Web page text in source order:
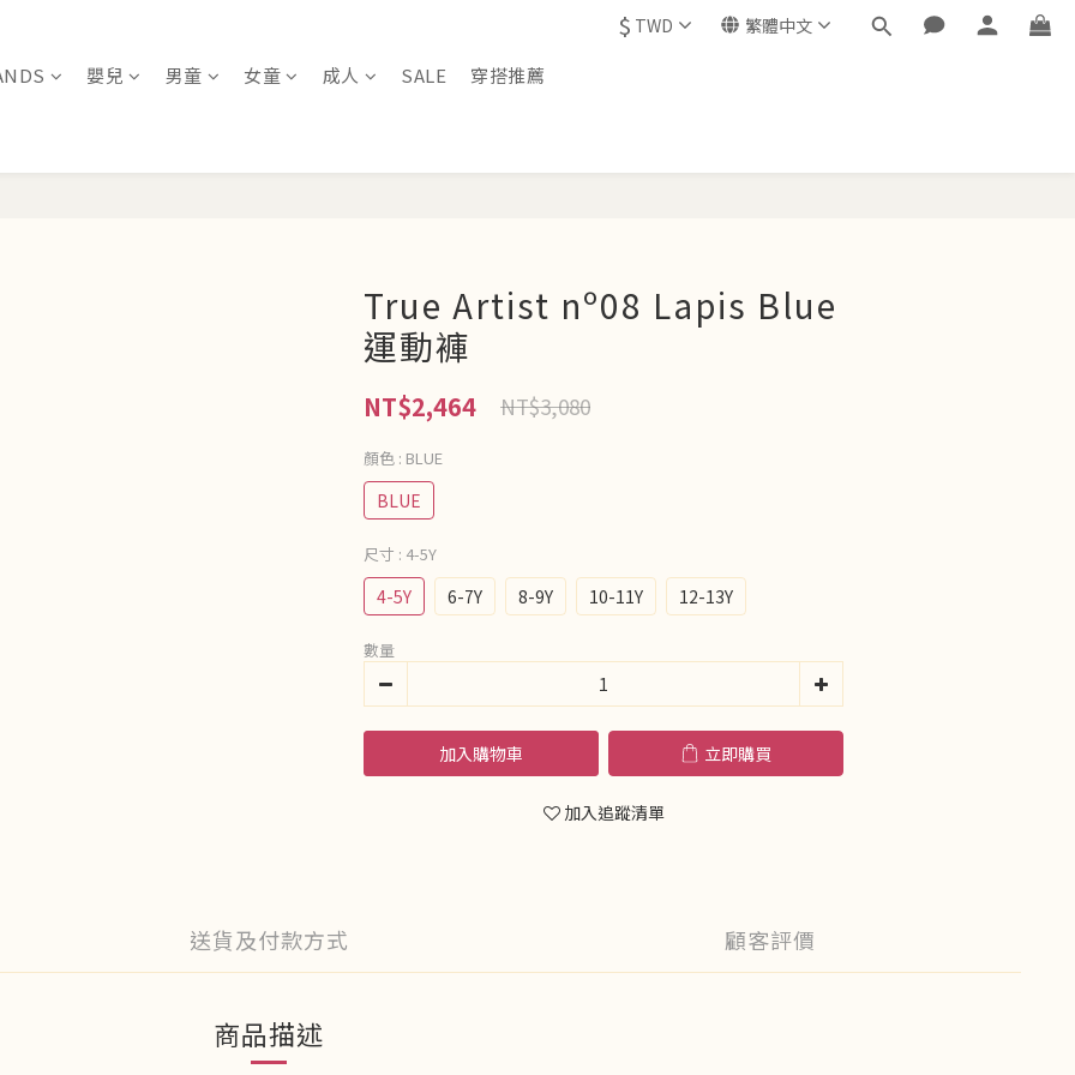
$ TWD 繁體中文
嬰兒 男童 女童 成人 SALE 穿搭推薦
True Artist nº08 Lapis Blue
運動褲
NT$2,464 NT$3,080
顏色 : BLUE
BLUE
尺寸 : 4-5Y
4-5Y 6-7Y 8-9Y 10-11Y 12-13Y
數量
加入購物車 立即購買
加入追蹤清單
送貨及付款方式 顧客評價
商品描述